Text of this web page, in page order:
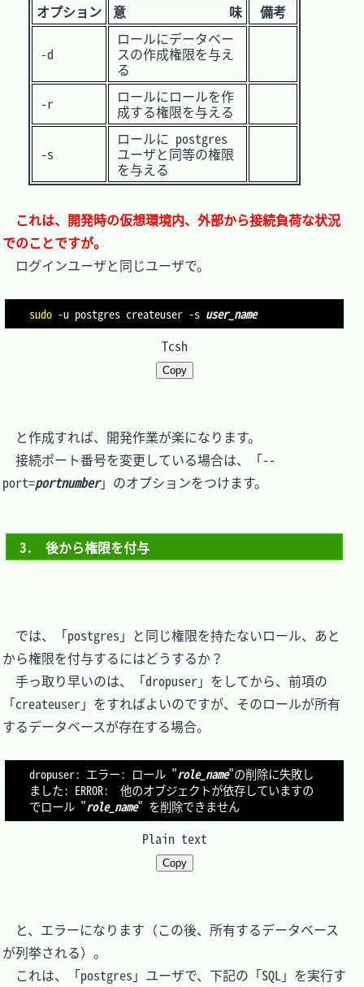
オプション 意 味 備考
-d
ロールにデータベー
スの作成権限を与え
る
-r
ロールにロールを作
成する権限を与える
-s
ロールに postgres
ユーザと同等の権限
を与える
これは、開発時の仮想環境内、外部から接続負荷な状況
でのことですが。
ログインユーザと同じユーザで。
sudo -u postgres createuser -s user_name
Tcsh
Copy
と作成すれば、開発作業が楽になります。
接続ポート番号を変更している場合は、「--
port=portnumber」のオプションをつけます。
3.　後から権限を付与
では、「postgres」と同じ権限を持たないロール、あと
から権限を付与するにはどうするか？
手っ取り早いのは、「dropuser」をしてから、前項の
「createuser」をすればよいのですが、そのロールが所有
するデータベースが存在する場合。
dropuser: エラー: ロール "role_name"の削除に失敗し
ました: ERROR:  他のオブジェクトが依存していますの
でロール "role_name
Plain text
Copy
と、エラーになります（この後、所有するデータベース
が列挙される）。
これは、「postgres」ユーザで、下記の「SQL」を実行す